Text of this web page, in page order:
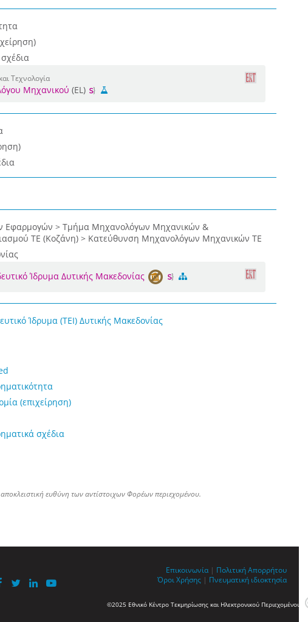
Τεχνολογία
Μηχανικού (EL)
Εφαρμογών > Τμήμα Μηχανολόγων Μηχανικών &
ΤΕ (Κοζάνη) > Κατεύθυνση Μηχανολόγων Μηχανικών ΤΕ
Ίδρυμα Δυτικής Μακεδονίας
Ίδρυμα (ΤΕΙ) Δυτικής Μακεδονίας
(επιχείρηση)
σχέδια
ευθύνη των αντίστοιχων Φορέων περιεχομένου.
Επικοινωνία | Πολιτική Απορρήτου
Όροι Χρήσης | Πνευματική ιδιοκτησία
©2025 Εθνικό Κέντρο Τεκμηρίωσης και Ηλεκτρονικού Περιεχομένου